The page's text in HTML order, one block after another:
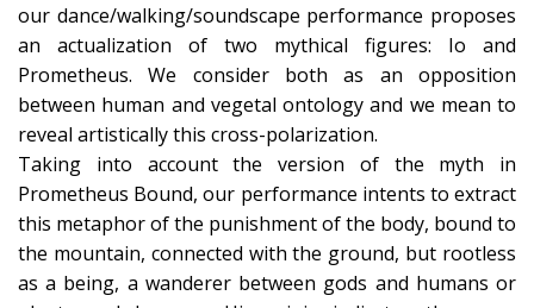
our dance/walking/soundscape performance proposes
an actualization of two mythical figures: Io and
Prometheus. We consider both as an opposition
between human and vegetal ontology and we mean to
reveal artistically this cross-polarization.
Taking into account the version of the myth in
Prometheus Bound, our performance intents to extract
this metaphor of the punishment of the body, bound to
the mountain, connected with the ground, but rootless
as a being, a wanderer between gods and humans or